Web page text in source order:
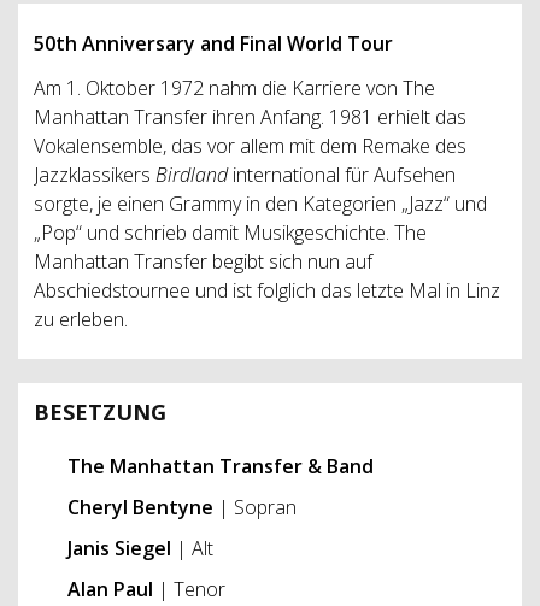
50th Anniversary and Final World Tour
Am 1. Oktober 1972 nahm die Karriere von The
Manhattan Transfer ihren Anfang. 1981 erhielt das
Vokalensemble, das vor allem mit dem Remake des
Jazzklassikers Birdlandinternational für Aufsehen
sorgte, je einen Grammy in den Kategorien „Jazz“ und
„Pop“ und schrieb damit Musikgeschichte. The
Manhattan Transfer begibt sich nun auf
Abschiedstournee und ist folglich das letzte Mal in Linz
zu erleben.
BESETZUNG
The Manhattan Transfer & Band
Cheryl Bentyne | Sopran
Janis Siegel | Alt
Alan Paul | Tenor